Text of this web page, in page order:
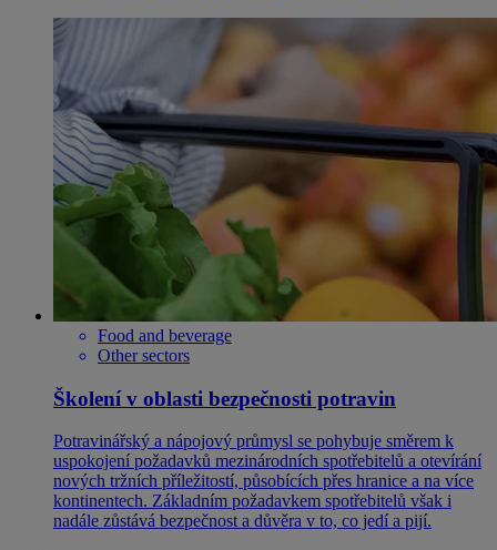
Food and beverage
Other sectors
Školení v oblasti bezpečnosti potravin
Potravinářský a nápojový průmysl se pohybuje směrem k
uspokojení požadavků mezinárodních spotřebitelů a otevírání
nových tržních příležitostí, působících přes hranice a na více
kontinentech. Základním požadavkem spotřebitelů však i
nadále zůstává bezpečnost a důvěra v to, co jedí a pijí.